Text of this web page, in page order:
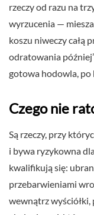
rzeczy od razu na
wyrzucenia —
koszu niweczy całą
odratowania
gotowa hodowla,
Czego nie
Są rzeczy, przy
i bywa ryzykowna
kwalifikują się:
przebarwieniami
wewnątrz